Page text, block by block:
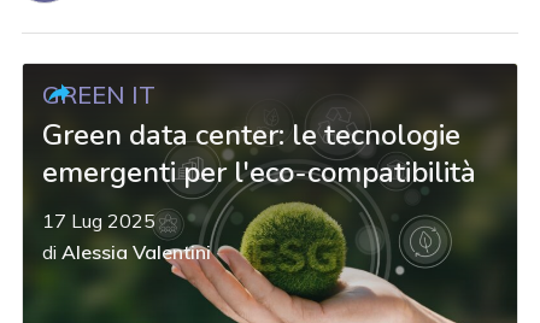
GREEN IT
Green data center: le tecnologie
emergenti per l'eco-compatibilità
17 Lug 2025
diAlessia Valentini